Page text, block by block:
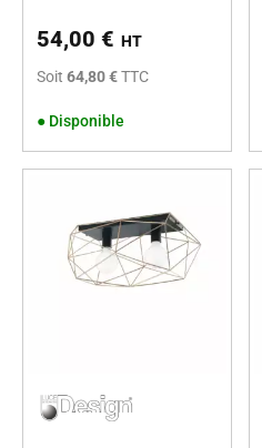
54,00 € HT
Soit 64,80 €TTC
● Disponible